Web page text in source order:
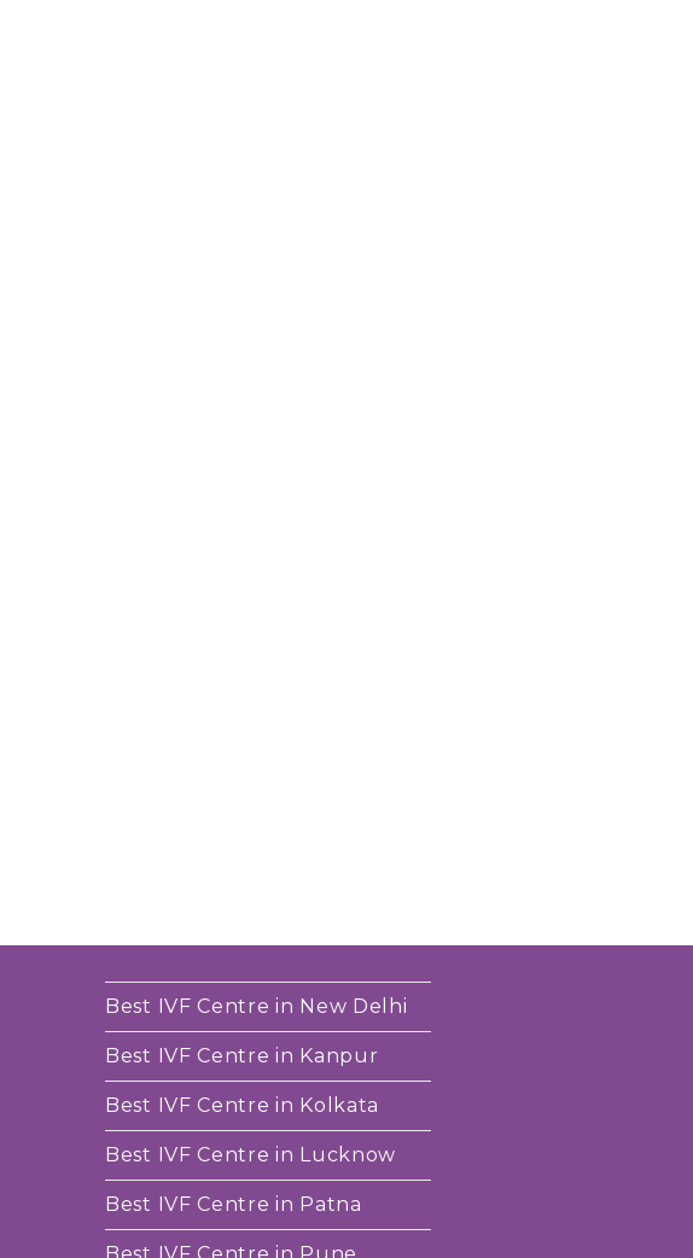
Best IVF Centre in New Delhi
Best IVF Centre in Kanpur
Best IVF Centre in Kolkata
Best IVF Centre in Lucknow
Best IVF Centre in Patna